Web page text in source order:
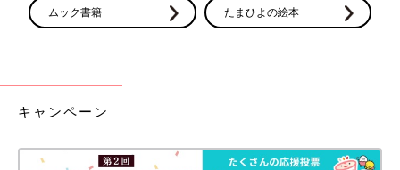
ムック書籍 たまひよの絵本
キャンペーン